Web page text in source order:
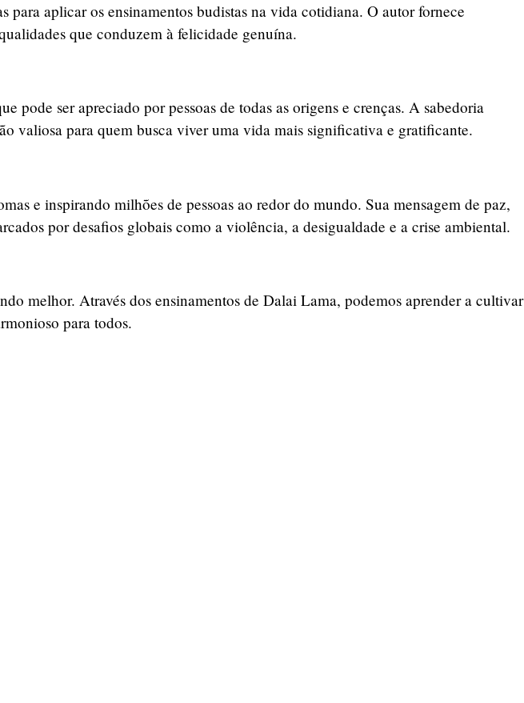
para aplicar os ensinamentos budistas na vida cotidiana. O autor fornece
que conduzem à felicidade genuína.
pode ser apreciado por pessoas de todas as origens e crenças. A sabedoria
valiosa para quem busca viver uma vida mais significativa e gratificante.
e inspirando milhões de pessoas ao redor do mundo. Sua mensagem de paz,
por desafios globais como a violência, a desigualdade e a crise ambiental.
melhor. Através dos ensinamentos de Dalai Lama, podemos aprender a cultivar
para todos.